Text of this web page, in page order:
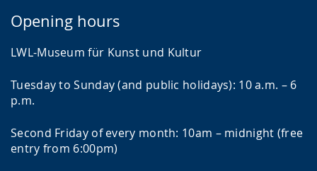
Opening hours
LWL-Museum für Kunst und Kultur
Tuesday to Sunday (and public holidays): 10 a.m. – 6
p.m.
Second Friday of every month: 10am – midnight (free
entry from 6:00pm)